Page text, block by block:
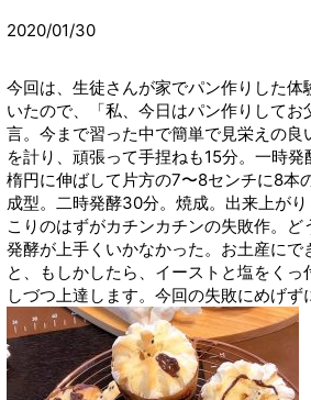
2020/01/30
今回は、生徒さんが家でパン作りした
いたので、「私、今日はパン作りして
言。今まで習った中で簡単で見栄えの
を計り、頑張って手捏ねも15分。一時
楕円に伸ばして片方の7〜8センチに8本
成型。二時発酵30分。焼成。出来上が
こりのはずがカチンカチンの失敗作。
発酵が上手くいかなかった。お土産に
と、もしかしたら、イーストと塩をく
しづつ上達します。今回の失敗にめげず